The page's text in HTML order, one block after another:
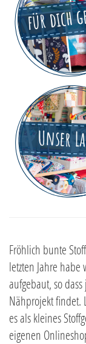
für dich
Unser
Fröhlich bunte
letzten Jahre
aufgebaut, so
Nähprojekt findet.
es als kleines
eigenen